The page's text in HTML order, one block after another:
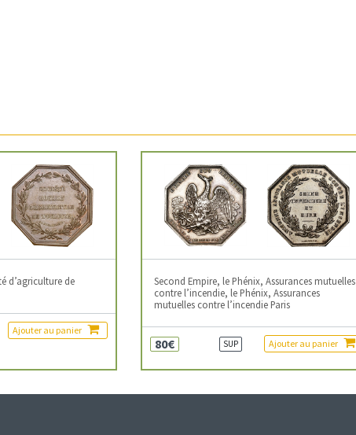
d’agriculture de
Ajouter au panier
Second Empire, le Phénix, Assurances mutuelles
contre l’incendie, le Phénix, Assurances
mutuelles contre l’incendie Paris
80€ SUP Ajouter au panier